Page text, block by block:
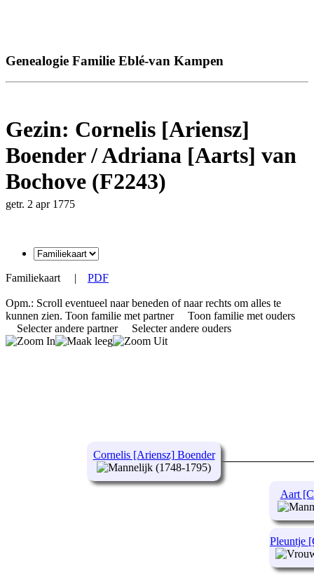
Genealogie Familie Eblé-van Kampen
Gezin: Cornelis [Ariensz]
Boender / Adriana [Aarts] van
Bochove (F2243)
getr. 2 apr 1775
Familiekaart | PDF
Opm.: Scroll eventueel naar beneden of naar rechts om alles te
kunnen zien. Toon familie met partner
Toon familie met ouders
Selecter andere partner
Selecter andere ouders
Cornelis [Ariensz] Boender
(1748-1795)
Aart
Pleuntje